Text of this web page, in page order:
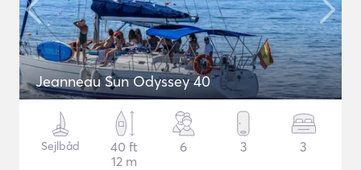
Jeanneau Sun Odyssey 40
Sejlbåd
40 ft
12 m
6 3 3